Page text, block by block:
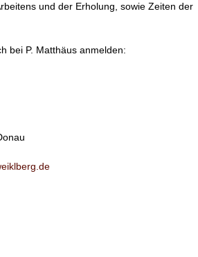
und der Erholung, sowie Zeiten der
bei P. Matthäus anmelden: